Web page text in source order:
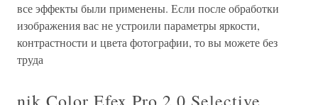
все эффекты были применены. Если после обработки
изображения вас не устроили параметры яркости,
контрастности и цвета фотографии, то вы можете без
труда